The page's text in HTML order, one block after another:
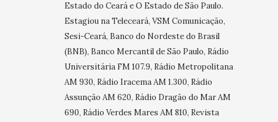
Estado do Ceará e O Estado de São Paulo.
Estagiou na Teleceará, VSM Comunicação,
Sesi-Ceará, Banco do Nordeste do Brasil
(BNB), Banco Mercantil de São Paulo, Rádio
Universitária FM 107.9, Rádio Metropolitana
AM 930, Rádio Iracema AM 1.300, Rádio
Assunção AM 620, Rádio Dragão do Mar AM
690, Rádio Verdes Mares AM 810, Revista